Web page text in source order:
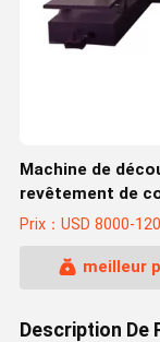
Machine de
revêtement de
automatique PLC
Prix：USD 8000-
meilleur
Description De